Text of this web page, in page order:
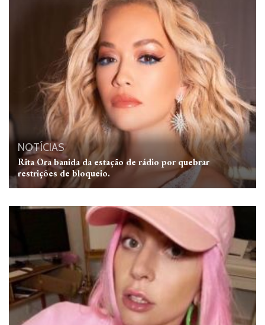
NOTÍCIAS
Rita Ora banida da estação de rádio por quebrar
restrições de bloqueio.